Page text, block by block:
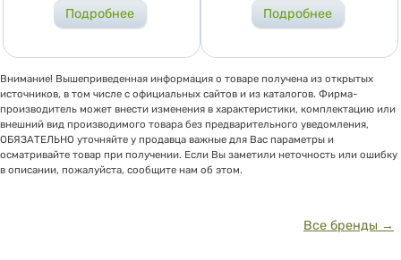
Подробнее
Подробнее
Внимание! Вышеприведенная информация о товаре получена из открытых
источников, в том числе с официальных сайтов и из каталогов. Фирма-
производитель может внести изменения в характеристики, комплектацию или
внешний вид производимого товара без предварительного уведомления,
ОБЯЗАТЕЛЬНО уточняйте у продавца важные для Вас параметры и
осматривайте товар при получении. Если Вы заметили неточность или ошибку
в описании, пожалуйста, сообщите нам об этом.
Все бренды →